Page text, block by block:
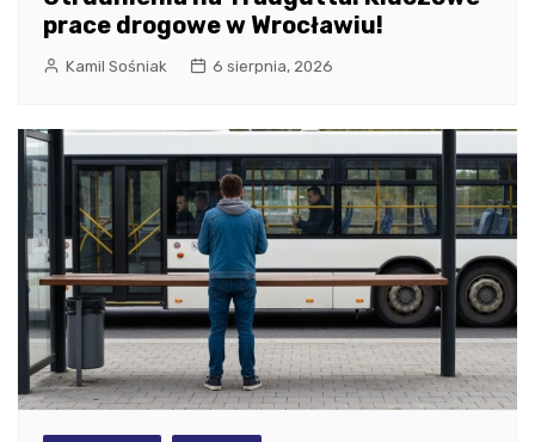
prace drogowe w Wrocławiu!
Kamil Sośniak 6 sierpnia, 2026